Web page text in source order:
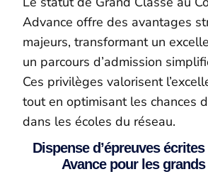
Advance offre des avantages
majeurs, transformant un
un parcours d’admission
Ces privilèges valorisent
tout en optimisant les chances
dans les écoles du réseau.
Dispense d’épreuves
Avance pour les